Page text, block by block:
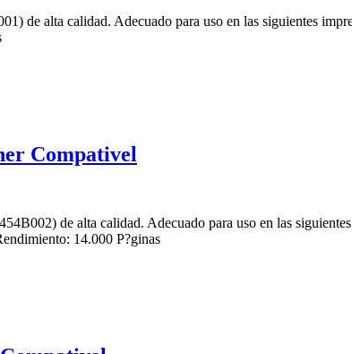
de alta calidad. Adecuado para uso en las siguientes
Compativel
de alta calidad. Adecuado para uso en las
14.000 P?ginas